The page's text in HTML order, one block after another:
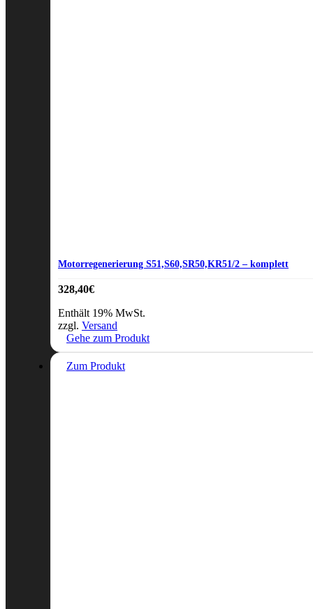
Motorregenerierung S51,S60,SR50,KR51/2 – komplett
328,40€
Enthält 19% MwSt.
zzgl. Versand
Gehe zum Produkt
Zum Produkt